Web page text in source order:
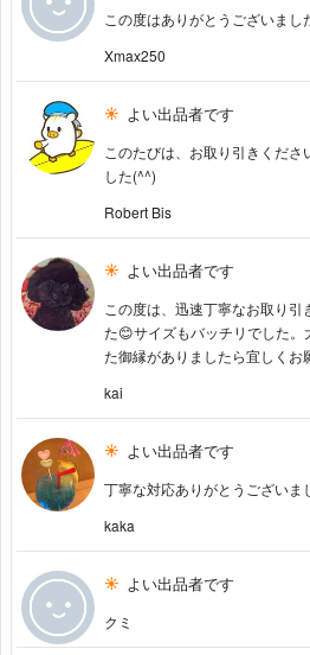
この度はありがとうございまし
Xmax250
よい出品者です
このたびは、お取り引きくだ
した(^^)
Robert Bis
よい出品者です
この度は、迅速丁寧なお取り
た😊サイズもバッチリでした。
た御縁がありましたら宜しくお
kai
よい出品者です
丁寧な対応ありがとうございま
kaka
よい出品者です
クミ